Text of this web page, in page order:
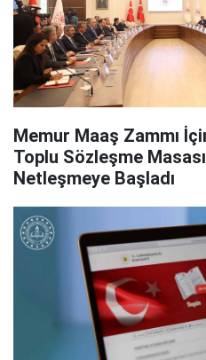
Memur Maaş Zammı
Toplu Sözleşme
Netleşmeye Başladı